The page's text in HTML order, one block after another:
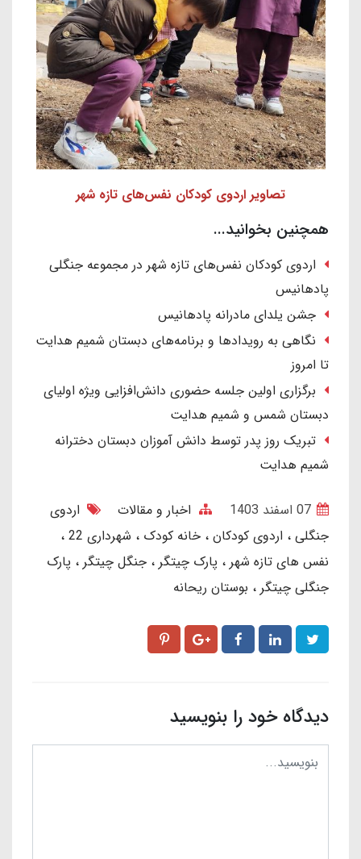
تصاویر اردوی کودکان نفس‌های تازه شهر
همچنین بخوانید...
اردوی کودکان نفس‌های تازه شهر در مجموعه جنگلی
پادهانیس
جشن یلدای مادرانه پادهانیس
نگاهی به رویدادها و برنامه‌های دبستان شمیم هدایت
تا امروز
برگزاری اولین جلسه حضوری دانش‌افزایی ویژه اولیای
دبستان شمس و شمیم هدایت
تبریک روز پدر توسط دانش آموزان دبستان دخترانه
شمیم هدایت
اخبار و مقالات
اردوی
جنگلی
اردوی کودکان خانه کودک
شهرداری 22
نفس های تازه شهر
پارک چیتگر جنگل چیتگر
پارک
جنگلی چیتگر
بوستان ریحانه
دیدگاه خود را بنویسید